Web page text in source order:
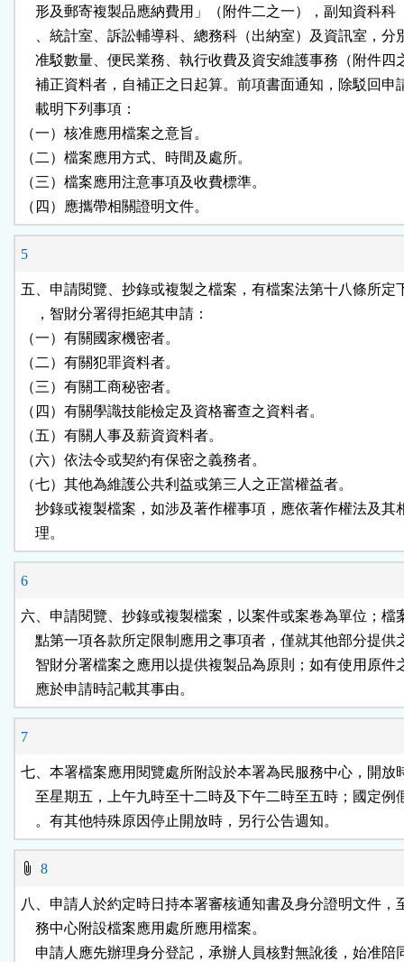
形及郵寄複製品應納費用」（附件二之一），副知資科科
、統計室、訴訟輔導科、總務科（出納室）及資訊室，分
准駁數量、便民業務、執行收費及資安維護事務（附件四
補正資料者，自補正之日起算。前項書面通知，除駁回申
    載明下列事項：
（一）核准應用檔案之意旨。
（二）檔案應用方式、時間及處所。
（三）檔案應用注意事項及收費標準。
（四）應攜帶相關證明文件。
5
五、申請閱覽、抄錄或複製之檔案，有檔案法第十八條所定
    ，智財分署得拒絕其申請：
（一）有關國家機密者。
（二）有關犯罪資料者。
（三）有關工商秘密者。
（四）有關學識技能檢定及資格審查之資料者。
（五）有關人事及薪資資料者。
（六）依法令或契約有保密之義務者。
（七）其他為維護公共利益或第三人之正當權益者。
抄錄或複製檔案，如涉及著作權事項，應依著作權法及其
    理。
6
六、申請閱覽、抄錄或複製檔案，以案件或案卷為單位；檔
點第一項各款所定限制應用之事項者，僅就其他部分提供
智財分署檔案之應用以提供複製品為原則；如有使用原件
    應於申請時記載其事由。
7
七、本署檔案應用閱覽處所附設於本署為民服務中心，開放
至星期五，上午九時至十二時及下午二時至五時；國定例
    。有其他特殊原因停止開放時，另行公告週知。
8
八、申請人於約定時日持本署審核通知書及身分證明文件，
    務中心附設檔案應用處所應用檔案。
申請人應先辦理身分登記，承辦人員核對無訛後，始准陪